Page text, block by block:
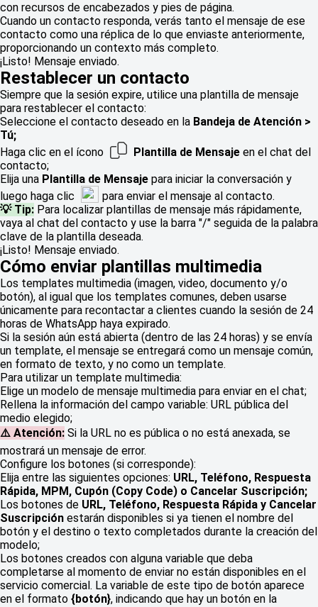
con recursos de encabezados y pies de página.
Cuando un contacto responda, verás tanto el mensaje de ese
contacto como una réplica de lo que enviaste anteriormente,
proporcionando un contexto más completo.
¡Listo! Mensaje enviado.
Restablecer un contacto
Siempre que la sesión expire, utilice una plantilla de mensaje
para restablecer el contacto:
Seleccione el contacto deseado en la Bandeja de Atención >
Tú;
Haga clic en el ícono
Plantilla de Mensaje en el chat del
contacto;
Elija una Plantilla de Mensaje para iniciar la conversación y
luego haga clic
para enviar el mensaje al contacto.
💡 Tip: Para localizar plantillas de mensaje más rápidamente,
vaya al chat del contacto y use la barra "/" seguida de la palabra
clave de la plantilla deseada.
¡Listo! Mensaje enviado.
Cómo enviar plantillas multimedia
Los templates multimedia (imagen, video, documento y/o
botón), al igual que los templates comunes, deben usarse
únicamente para recontactar a clientes cuando la sesión de 24
horas de WhatsApp haya expirado.
Si la sesión aún está abierta (dentro de las 24 horas) y se envía
un template, el mensaje se entregará como un mensaje común,
en formato de texto, y no como un template.
Para utilizar un template multimedia:
Elige un modelo de mensaje multimedia para enviar en el chat;
Rellena la información del campo variable: URL pública del
medio elegido;
⚠️ Atención: Si la URL no es pública o no está anexada, se
mostrará un mensaje de error.
Configure los botones (si corresponde):
Elija entre las siguientes opciones: URL, Teléfono, Respuesta
Rápida, MPM, Cupón (Copy Code) o Cancelar Suscripción;
Los botones de URL, Teléfono, Respuesta Rápida y Cancelar
Suscripción estarán disponibles si ya tienen el nombre del
botón y el destino o texto completados durante la creación del
modelo;
Los botones creados con alguna variable que deba
completarse al momento de enviar no están disponibles en el
servicio comercial. La variable de este tipo de botón aparece
en el formato {botón}, indicando que hay un botón en la